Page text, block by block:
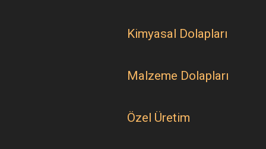
Kimyasal Dolapları
Malzeme Dolapları
Özel Üretim